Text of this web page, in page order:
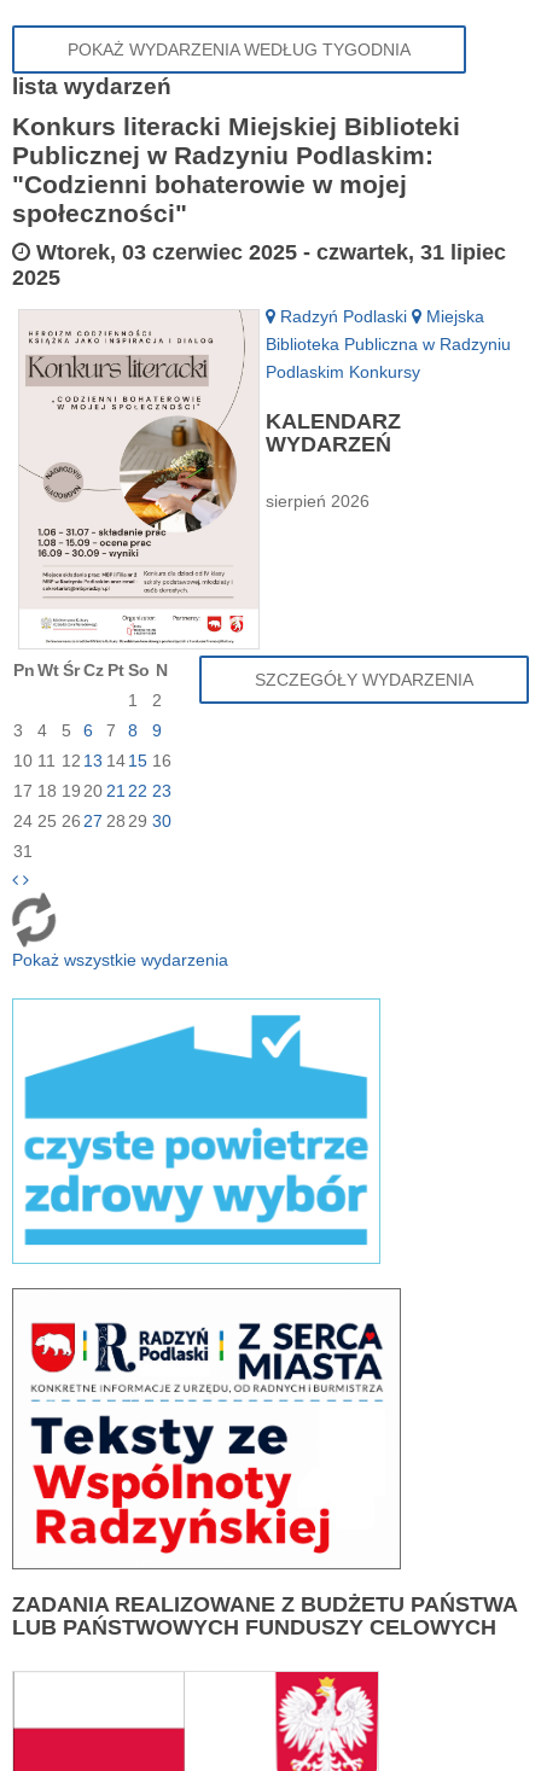
POKAŻ WYDARZENIA WEDŁUG TYGODNIA
lista wydarzeń
Konkurs literacki Miejskiej Biblioteki
Publicznej w Radzyniu Podlaskim:
"Codzienni bohaterowie w mojej
społeczności"
Wtorek, 03 czerwiec 2025 - czwartek, 31 lipiec
2025
Radzyń Podlaski
Miejska
Biblioteka Publiczna w Radzyniu
Podlaskim Konkursy
SZCZEGÓŁY WYDARZENIA
KALENDARZ
WYDARZEŃ
sierpień 2026
PnWtŚrCz PtSo N
1
2
3
4 5 6 7 8
9
10 11 12 13 1415 16
17 18 19 20 21 22 23
24 25 26 27 28 29 30
31
Pokaż wszystkie wydarzenia
ZADANIA REALIZOWANE Z BUDŻETU PAŃSTWA
LUB PAŃSTWOWYCH FUNDUSZY CELOWYCH